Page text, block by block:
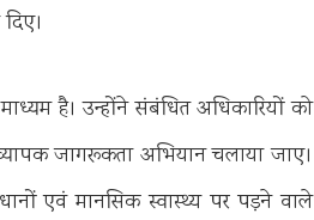
है। उन्होंने संबंधित अधिकारियों को
जागरूकता अभियान चलाया जाए।
एवं मानसिक स्वास्थ्य पर पड़ने वाले